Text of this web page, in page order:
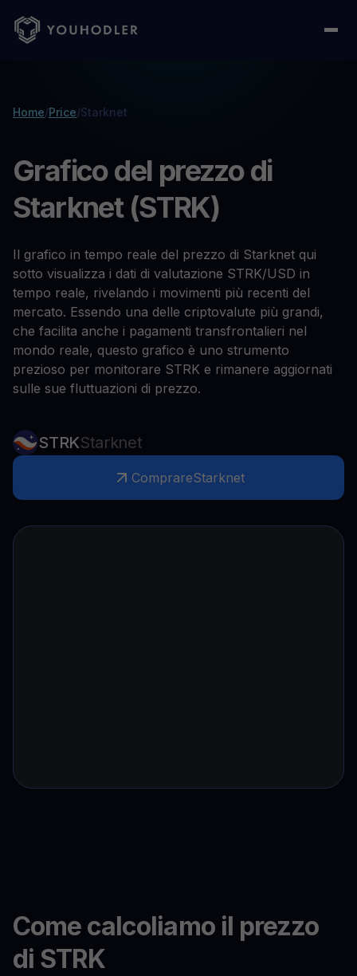
Home/Price/Starknet
Grafico del prezzo di
Starknet (STRK)
Il grafico in tempo reale del prezzo di Starknet qui
sotto visualizza i dati di valutazione STRK/USD in
tempo reale, rivelando i movimenti più recenti del
mercato. Essendo una delle criptovalute più grandi,
che facilita anche i pagamenti transfrontalieri nel
mondo reale, questo grafico è uno strumento
prezioso per monitorare STRK e rimanere aggiornati
sulle sue fluttuazioni di prezzo.
STRKStarknet
ComprareStarknet
Come calcoliamo il prezzo
di STRK